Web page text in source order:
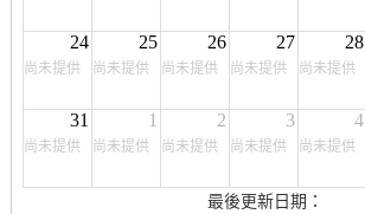
24
尚未提供
25
尚未提供
26
尚未提供
27
尚未提供
28
尚未提供
31
尚未提供
1
尚未提供
2
尚未提供
3
尚未提供
4
尚未提供
最後更新日期：